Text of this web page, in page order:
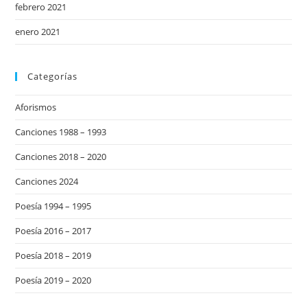
febrero 2021
enero 2021
Categorías
Aforismos
Canciones 1988 – 1993
Canciones 2018 – 2020
Canciones 2024
Poesía 1994 – 1995
Poesía 2016 – 2017
Poesía 2018 – 2019
Poesía 2019 – 2020